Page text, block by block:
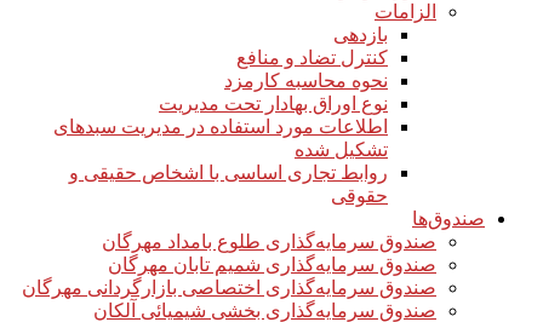
الزامات
بازدهی
کنترل تضاد و منافع
نحوه محاسبه کارمزد
نوع اوراق بهادار تحت مدیریت
اطلاعات مورد استفاده در مدیریت سبدهای
تشکیل شده
روابط تجاری اساسی با اشخاص حقیقی و
حقوقی
صندوق‌ها
صندوق سرمایه‌گذاری طلوع بامداد مهرگان
صندوق سرمایه‌گذاری شمیم تابان مهرگان
صندوق سرمایه‌گذاری اختصاصی بازارگردانی مهرگان
صندوق سرمایه‌گذاری بخشی شیمیائی آلکان